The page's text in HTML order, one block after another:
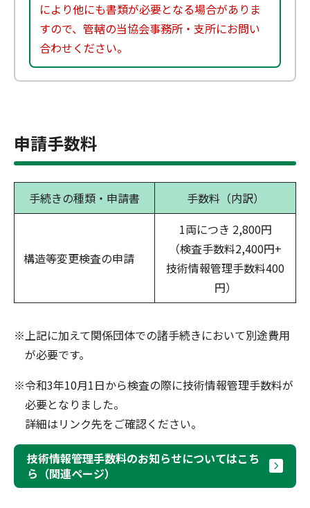
により他にも書類が必要となる場合がありま
すので、管轄の当協会事務所・支所にお問い
合わせください。
申請手数料
手続きの種類・申請書 手数料（内訳）
構造等変更検査の申請
1両につき 2,800円
（検査手数料2,400円+
技術情報管理手数料400
円）
※上記に加えて関係団体での諸手続きにおいて別途費用
が必要です。
※令和3年10月1日から検査の際に技術情報管理手数料が
必要となりました。
詳細はリンク先をご確認ください。
技術情報管理手数料のお知らせについてはこち
ら（関連ページ）